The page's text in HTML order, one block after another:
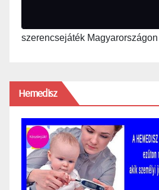
szerencsejáték Magyarországon
Hemedisz